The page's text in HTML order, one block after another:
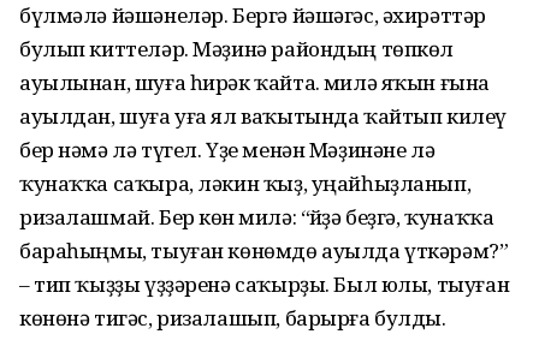
бүлмәлә йәшәнеләр. Бергә йәшәгәс, әхирәттәр
булып киттеләр. Мәҙинә райондың төпкөл
ауылынан, шуға һирәк ҡайта. Әмилә яҡын ғына
ауылдан, шуға уға ял ваҡытында ҡайтып килеү
бер нәмә лә түгел. Үҙе менән Мәҙинәне лә
ҡунаҡҡа саҡыра, ләкин ҡыҙ, уңайһыҙланып,
ризалашмай. Бер көн Әмилә: “Әйҙә беҙгә, ҡунаҡҡа
бараһыңмы, тыуған көнөмдө ауылда үткәрәм?”
– тип ҡыҙҙы үҙҙәренә саҡыр­ҙы. Был юлы, тыуған
көнөнә тигәс, ризалашып, барырға булды.